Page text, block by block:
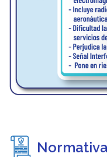
Normativa